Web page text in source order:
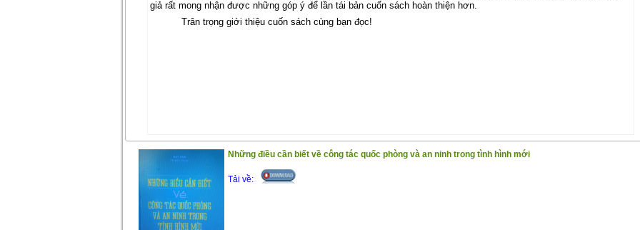
giả rất mong nhận được những góp ý để lần tái bản cuốn sách hoàn thiện hơn.
Trân trọng giới thiệu cuốn sách cùng bạn đọc!
Những điều cần biết về công tác quốc phòng và an ninh trong tình hình mới
Tải về: